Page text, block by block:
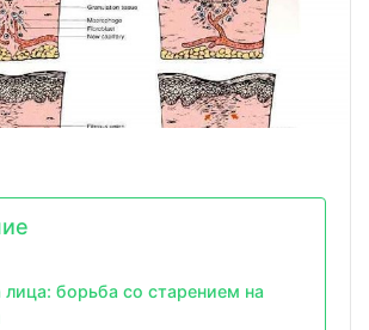
борьба со старением на